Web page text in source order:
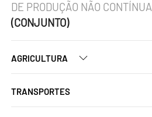
DE PRODUÇÃO NÃO CONTÍNUA
(CONJUNTO)
AGRICULTURA
TRANSPORTES